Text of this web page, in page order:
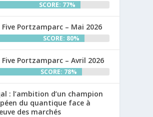
SCORE: 77%
Five Portzamparc – Mai 2026
SCORE: 80%
Five Portzamparc – Avril 2026
SCORE: 78%
: l’ambition d’un champion
du quantique face à
des marchés